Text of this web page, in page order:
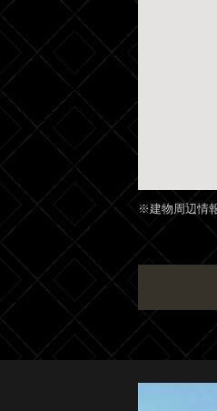
※建物周辺情